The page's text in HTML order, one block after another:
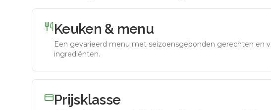
Keuken & menu
Een gevarieerd menu met seizoensgebonden gerechten en
ingrediënten.
Prijsklasse